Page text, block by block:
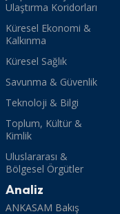
Ulaştırma Koridorları
Küresel Ekonomi &
Kalkınma
Küresel Sağlık
Savunma & Güvenlik
Teknoloji & Bilgi
Toplum, Kültür &
Kimlik
Uluslararası &
Bölgesel Örgütler
Analiz
ANKASAM Bakış